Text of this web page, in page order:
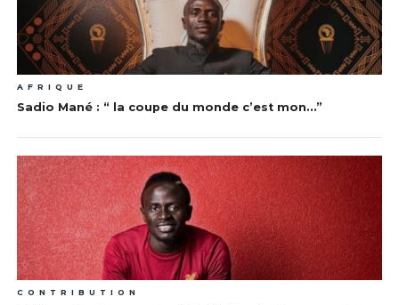
AFRIQUE
Sadio Mané : “ la coupe du monde c’est mon…”
CONTRIBUTION